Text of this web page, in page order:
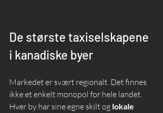
De største taxiselskapene
i kanadiske byer
Markedet er svært regionalt. Det finnes
ikke et enkelt monopol for hele landet.
Hver by har sine egne skilt og lokale